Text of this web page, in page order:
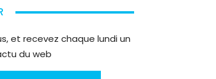
et recevez chaque lundi un
du web